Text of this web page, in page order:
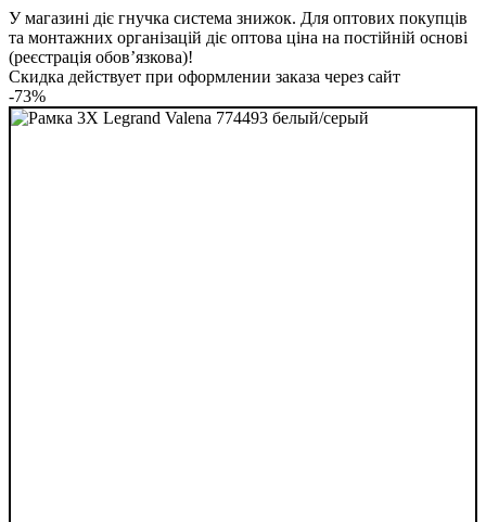
У магазині діє гнучка система знижок. Для оптових покупців
та монтажних організацій діє оптова ціна на постійній основі
(реєстрація обов’язкова)!
Скидка действует при оформлении заказа через сайт
-73%